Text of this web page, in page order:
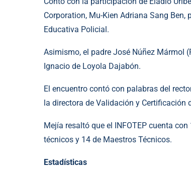
Corporation, Mu-Kien Adriana Sang
Educativa Policial.
Asimismo, el padre José Núñez Mármol
Ignacio de Loyola Dajabón.
El encuentro contó con palabras del
la directora de Validación y Certificación
Mejía resaltó que el INFOTEP cuenta
técnicos y 14 de Maestros Técnicos.
Estadísticas